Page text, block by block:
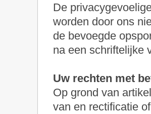
De
worden door ons
de bevoegde
na een schriftelijke
Uw rechten met
Op grond van
van en rectificatie